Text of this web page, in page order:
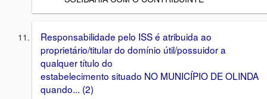
Responsabilidade pelo ISS é atribuida ao
proprietário/titular do domínio útil/possuidor a
qualquer título do
estabelecimento situado NO MUNICÍPIO DE OLINDA
quando... (2)